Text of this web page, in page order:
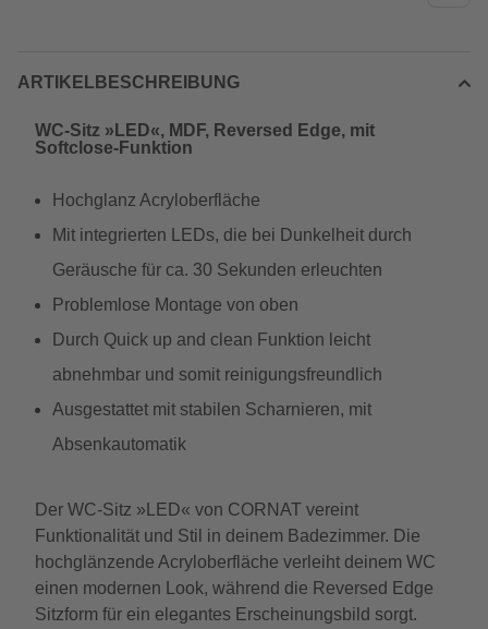
ARTIKELBESCHREIBUNG
WC-Sitz »LED«, MDF, Reversed Edge, mit
Softclose-Funktion
Hochglanz Acryloberfläche
Mit integrierten LEDs, die bei Dunkelheit durch
Geräusche für ca. 30 Sekunden erleuchten
Problemlose Montage von oben
Durch Quick up and clean Funktion leicht
abnehmbar und somit reinigungsfreundlich
Ausgestattet mit stabilen Scharnieren, mit
Absenkautomatik
Der WC-Sitz »LED« von CORNAT vereint
Funktionalität und Stil in deinem Badezimmer. Die
hochglänzende Acryloberfläche verleiht deinem WC
einen modernen Look, während die Reversed Edge
Sitzform für ein elegantes Erscheinungsbild sorgt.